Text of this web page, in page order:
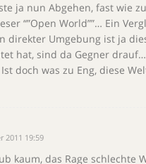
ja nun Abgehen, fast wie
“”Open World””… Ein
direkter Umgebung ist ja
hat, sind da Gegner
doch was zu Eng, diese
2011 19:59
kaum, das Rage